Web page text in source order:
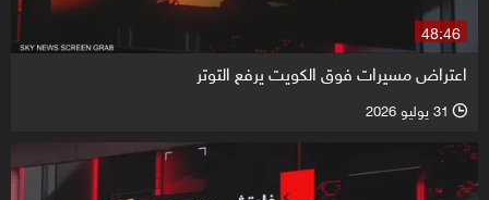
48:46
اعتراض مسيرات فوق الكويت يرفع التوتر
l 31 يوليو 2026